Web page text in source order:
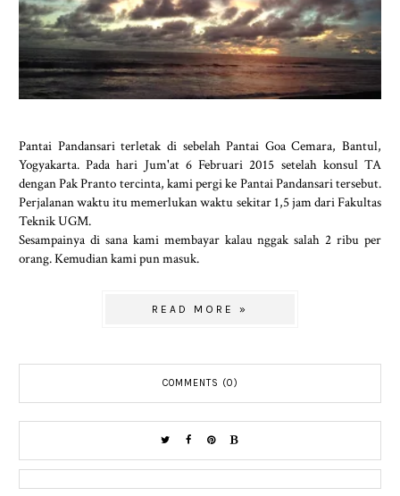
Pantai Pandansari terletak di sebelah Pantai Goa Cemara, Bantul,
Yogyakarta. Pada hari Jum'at 6 Februari 2015 setelah konsul TA
dengan Pak Pranto tercinta, kami pergi ke Pantai Pandansari tersebut.
Perjalanan waktu itu memerlukan waktu sekitar 1,5 jam dari Fakultas
Teknik UGM.
Sesampainya di sana kami membayar kalau nggak salah 2 ribu per
orang. Kemudian kami pun masuk.
READ MORE »
COMMENTS (0)